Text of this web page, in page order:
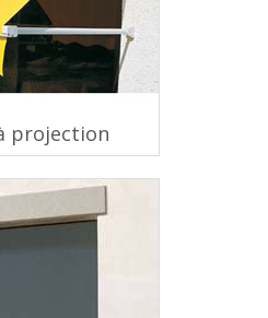
projection